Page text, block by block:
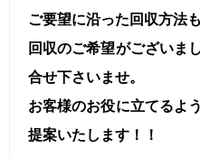
ご要望に沿った回収方法
回収のご希望がございま
合せ下さいませ。
お客様のお役に立てるよ
提案いたします！！